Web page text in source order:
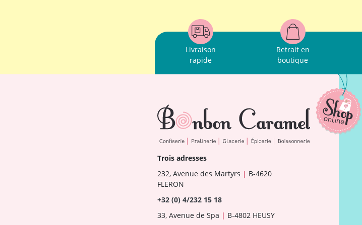
Livraison
rapide
Retrait en
boutique
Trois adresses
232, Avenue des Martyrs | B-4620
FLERON
+32 (0) 4/232 15 18
33, Avenue de Spa | B-4802 HEUSY